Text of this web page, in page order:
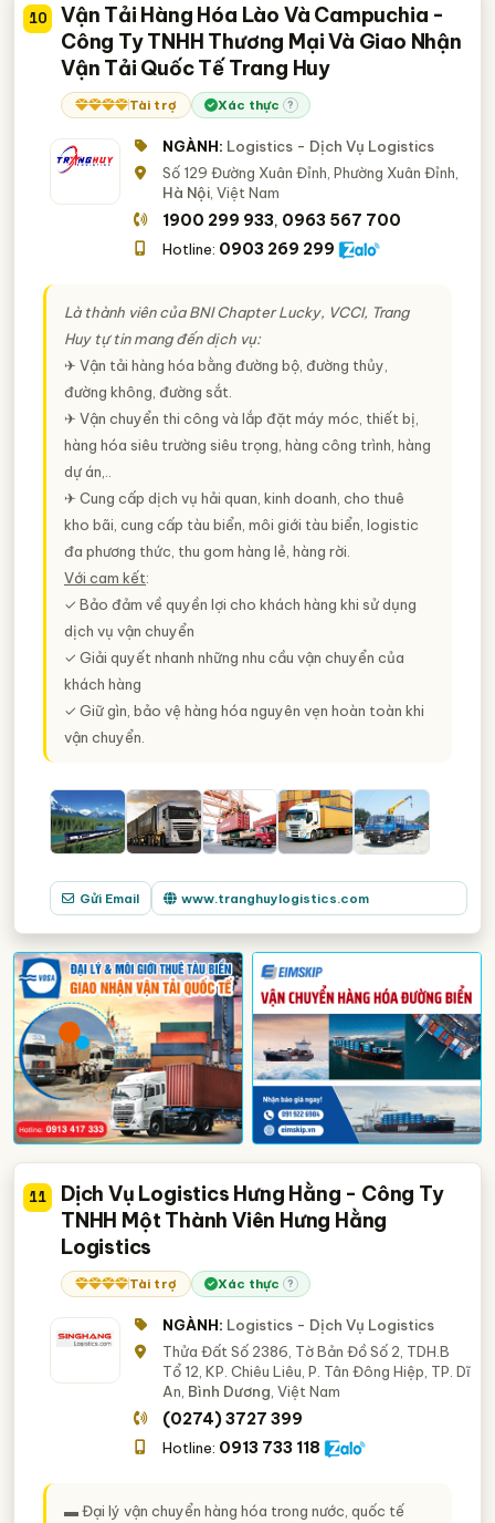
10
Vận Tải Hàng Hóa Lào Và Campuchia -
Công Ty TNHH Thương Mại Và Giao Nhận
Vận Tải Quốc Tế Trang Huy
Tài trợ Xác thực ?
NGÀNH: Logistics - Dịch Vụ Logistics
Số 129 Đường Xuân Đỉnh, Phường Xuân Đỉnh,
Hà Nội , Việt Nam
1900 299 933, 0963 567 700
Hotline: 0903 269 299
Là thành viên của BNI Chapter Lucky, VCCI, Trang
Huy tự tin mang đến dịch vụ:
✈ Vận tải hàng hóa bằng đường bộ, đường thủy,
đường không, đường sắt.
✈ Vận chuyển thi công và lắp đặt máy móc, thiết bị,
hàng hóa siêu trường siêu trọng, hàng công trình, hàng
dự án,..
✈ Cung cấp dịch vụ hải quan, kinh doanh, cho thuê
kho bãi, cung cấp tàu biển, môi giới tàu biển, logistic
đa phương thức, thu gom hàng lẻ, hàng rời.
Với cam kết:
✓ Bảo đảm về quyền lợi cho khách hàng khi sử dụng
dịch vụ vận chuyển
✓ Giải quyết nhanh những nhu cầu vận chuyển của
khách hàng
✓ Giữ gìn, bảo vệ hàng hóa nguyên vẹn hoàn toàn khi
vận chuyển.
Gửi Email www.tranghuylogistics.com
11
Dịch Vụ Logistics Hưng Hằng - Công Ty
TNHH Một Thành Viên Hưng Hằng
Logistics
Tài trợ Xác thực ?
NGÀNH: Logistics - Dịch Vụ Logistics
Thửa Đất Số 2386, Tờ Bản Đồ Số 2, TDH.B
Tổ 12, KP. Chiêu Liêu, P. Tân Đông Hiệp, TP. Dĩ
An, Bình Dương , Việt Nam
(0274) 3727 399
Hotline: 0913 733 118
▬ Đại lý vận chuyển hàng hóa trong nước, quốc tế